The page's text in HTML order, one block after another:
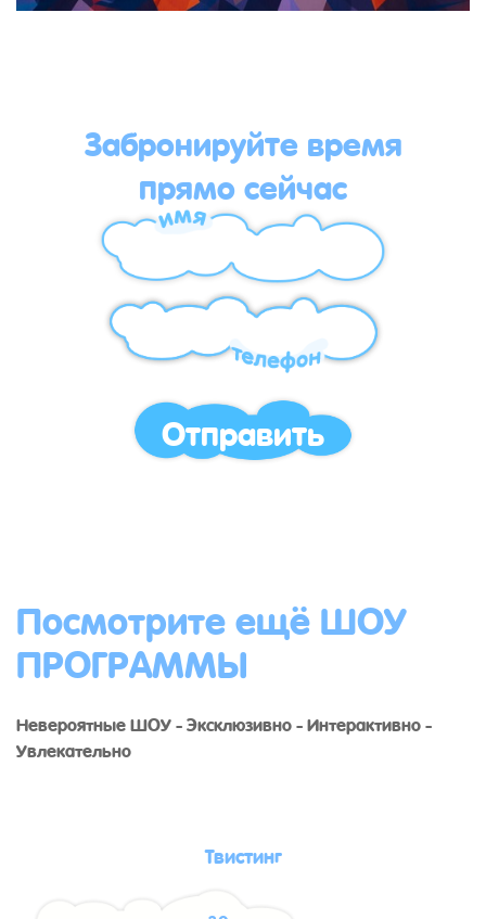
Забронируйте время
прямо сейчас
Отправить
Посмотрите ещё ШОУ
ПРОГРАММЫ
Невероятные ШОУ - Эксклюзивно - Интерактивно -
Увлекательно
Твистинг